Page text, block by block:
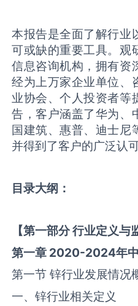
本报告是全面了解行业
可或缺的重要工具。观
信息咨询机构，拥有资
经为上万家企业单位、
业协会、个人投资者等
告，客户涵盖了华为、
国建筑、惠普、迪士尼
并得到了客户的广泛认可
目录大纲 ：
【第一部分行业定义与
第一章 2020-2024年
第一节 ‌锌‌行业发展情况
一、‌锌‌行业相关定义